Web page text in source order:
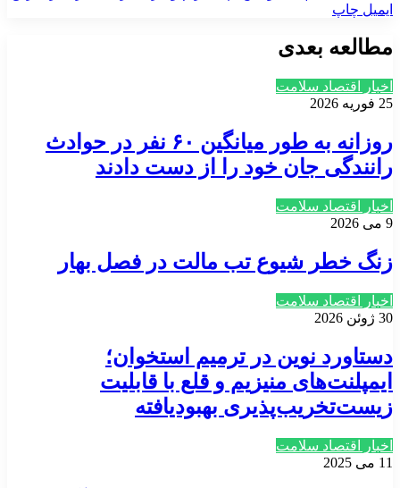
ایمیل چاپ
مطالعه بعدی
اخبار اقتصاد سلامت
25 فوریه 2026
روزانه به طور میانگین ۶۰ نفر در حوادث
رانندگی جان خود را از دست دادند
اخبار اقتصاد سلامت
9 می 2026
زنگ خطر شیوع تب مالت در فصل بهار
اخبار اقتصاد سلامت
30 ژوئن 2026
دستاورد نوین در ترمیم استخوان؛
ایمپلنت‌های منیزیم و قلع با قابلیت
زیست‌تخریب‌پذیری بهبودیافته
اخبار اقتصاد سلامت
11 می 2025